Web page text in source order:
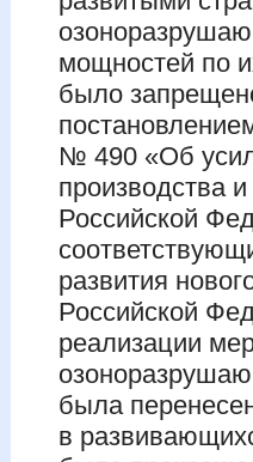
мощностей по
было
№ 490 «Об
производства
Российской
развития
Российской
реализации
была
в